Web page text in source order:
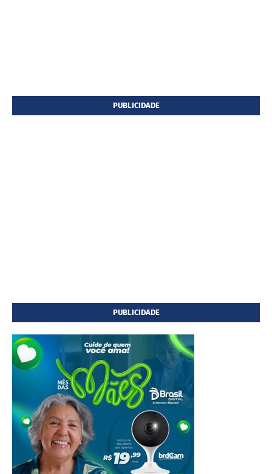
PUBLICIDADE
PUBLICIDADE